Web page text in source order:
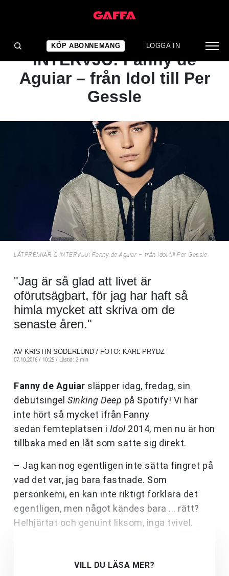
KÖP ABONNEMANG LOGGA IN
ARTIKEL
LÅTPREMIÄR &
INTERVJU: Fanny de
Aguiar – från Idol till Per
Gessle
LÅTPREMIÄR & INTERVJU: Fanny de Aguiar – från Idol till Per Gessle
"Jag är så glad att livet är
oförutsägbart, för jag har haft så
himla mycket att skriva om de
senaste åren."
AV KRISTIN SÖDERLUND / FOTO: KARL PRYDZ
07.10.2016 / 10:25 / Lästid: 2 min
Fanny de Aguiar släpper idag, fredag, sin
debutsingel Sinking Deep på Spotify! Vi har
inte hört så mycket ifrån Fanny
sedan femteplatsen i Idol2014, men nu är hon
tillbaka med en låt som satte sig direkt.
– Jag kan nog egentligen inte sätta fingret på
vad det var, jag bara fastnade. Som
personkemi, en kan inte riktigt förklara det
egentligen, men något kändes bara ... rätt?
Helhjärtat och genuint liksom, inga tvivel.
VILL DU LÄSA MER?